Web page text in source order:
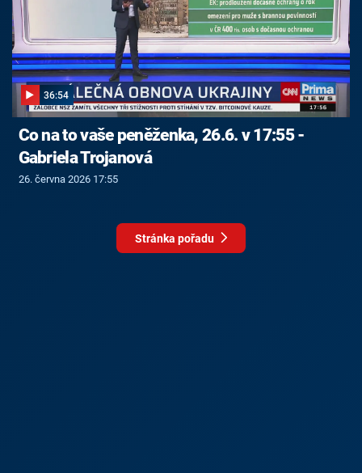
36:54
Co na to vaše peněženka, 26.6. v 17:55 -
Gabriela Trojanová
26. června 2026 17:55
Stránka pořadu